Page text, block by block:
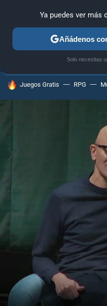
ANÁLISIS GUÍAS Y
HOY SE HABLA DE
Juegos Gratis RPG
Ya puedes ver más
Añádenos
Solo necesitas